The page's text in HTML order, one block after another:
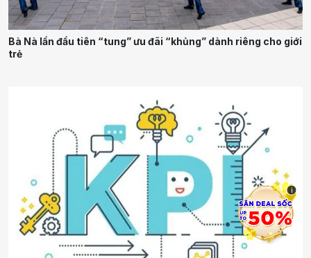
Bà Nà lần đầu tiên “tung” ưu đãi “khủng” dành riêng cho giới
trẻ
i